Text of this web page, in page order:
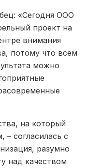
«Сегодня ООО
проект на
внимания
потому что всем
можно
на который
– согласилась с
разумно
над качеством